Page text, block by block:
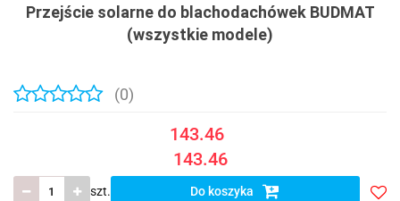
Przejście solarne do blachodachówek BUDMAT
(wszystkie modele)
(0)
143.46
143.46
szt. Do koszyka